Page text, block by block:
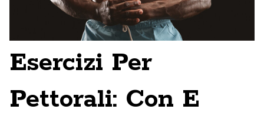
Esercizi Per
Pettorali: Con E